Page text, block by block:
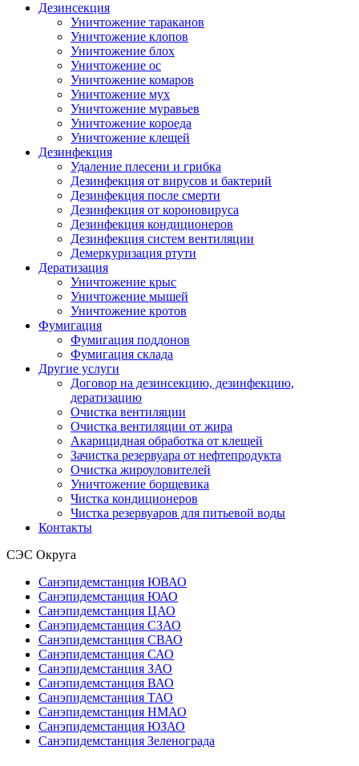
Дезинсекция
Уничтожение тараканов
Уничтожение клопов
Уничтожение блох
Уничтожение ос
Уничтожение комаров
Уничтожение мух
Уничтожение муравьев
Уничтожение короеда
Уничтожение клещей
Дезинфекция
Удаление плесени и грибка
Дезинфекция от вирусов и бактерий
Дезинфекция после смерти
Дезинфекция от короновируса
Дезинфекция кондиционеров
Дезинфекция систем вентиляции
Демеркуризация ртути
Дератизация
Уничтожение крыс
Уничтожение мышей
Уничтожение кротов
Фумигация
Фумигация поддонов
Фумигация склада
Другие услуги
Договор на дезинсекцию, дезинфекцию,
дератизацию
Очистка вентиляции
Очистка вентиляции от жира
Акарицидная обработка от клещей
Зачистка резервуара от нефтепродукта
Очистка жироуловителей
Уничтожение борщевика
Чистка кондиционеров
Чистка резервуаров для питьевой воды
Контакты
СЭС Округа
Санэпидемстанция ЮВАО
Санэпидемстанция ЮАО
Санэпидемстанция ЦАО
Санэпидемстанция СЗАО
Санэпидемстанция СВАО
Санэпидемстанция САО
Санэпидемстанция ЗАО
Санэпидемстанция ВАО
Санэпидемстанция ТАО
Санэпидемстанция НМАО
Санэпидемстанция ЮЗАО
Санэпидемстанция Зеленограда